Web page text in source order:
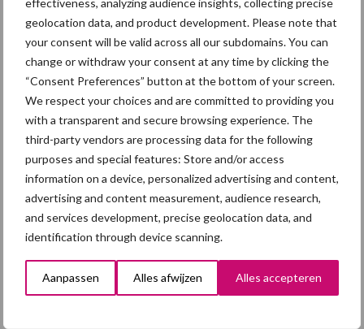
effectiveness, analyzing audience insights, collecting precise
geolocation data, and product development. Please note that
your consent will be valid across all our subdomains. You can
change or withdraw your consent at any time by clicking the
“Consent Preferences” button at the bottom of your screen.
We respect your choices and are committed to providing you
with a transparent and secure browsing experience. The
third-party vendors are processing data for the following
purposes and special features: Store and/or access
information on a device, personalized advertising and content,
advertising and content measurement, audience research,
and services development, precise geolocation data, and
identification through device scanning.
Aanpassen Alles afwijzen Alles accepteren
5 aug
Eliminatieprotocol voor
Mycoplasma hyopneumoniae
AVP in Finland onderstreept dat
alertheid belangrijk is, zeker nu
Vlaamse mestbalans in evenwicht
dankzij groei van
verwerkingscapaciteit
3 aug
Intacte beren houden kan in de bio-
varkenshouderij, maar dan moet